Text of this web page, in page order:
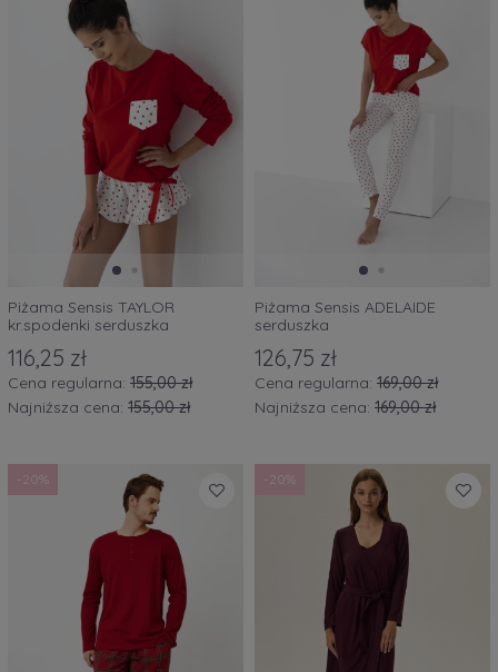
Piżama Sensis TAYLOR
kr.spodenki serduszka
116,25 zł
Cena regularna: 155,00 zł
Najniższa cena: 155,00 zł
Piżama Sensis ADELAIDE
serduszka
126,75 zł
Cena regularna: 169,00 zł
Najniższa cena: 169,00 zł
-20% -20%